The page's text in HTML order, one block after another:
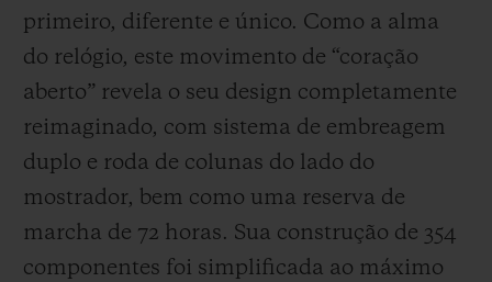
primeiro, diferente e único. Como a alma
do relógio, este movimento de “coração
aberto” revela o seu design completamente
reimaginado, com sistema de embreagem
duplo e roda de colunas do lado do
mostrador, bem como uma reserva de
marcha de 72 horas. Sua construção de 354
componentes foi simplificada ao máximo